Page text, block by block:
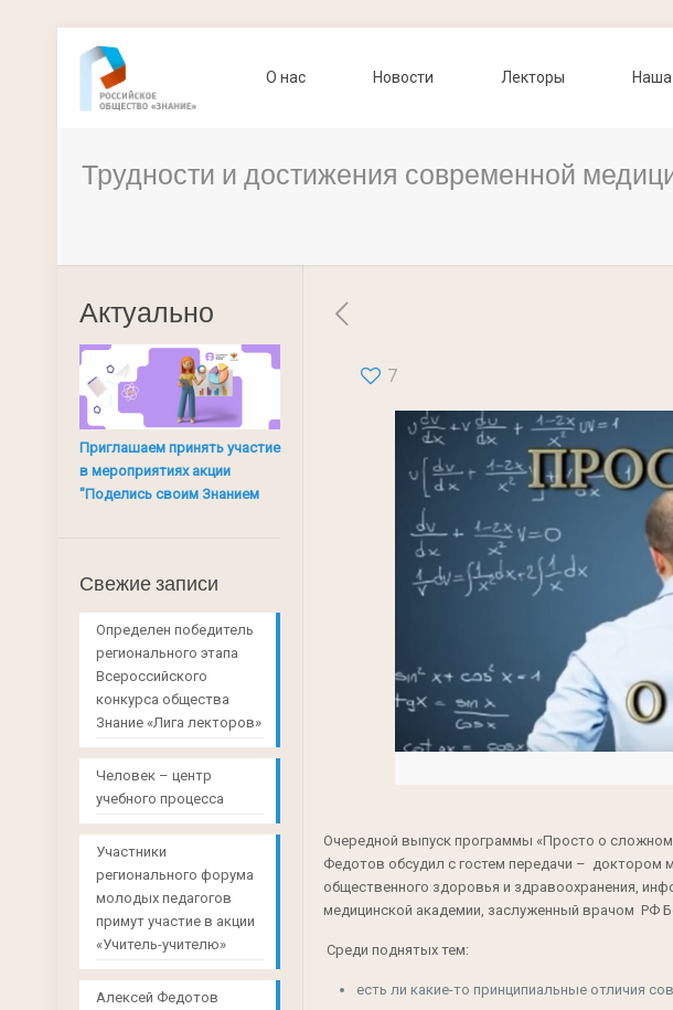
О нас Новости Лекторы Наша
Трудности и достижения современной
7
Очередной выпуск программы «Просто о
Федотов обсудил с гостем передачи –
общественного здоровья и здравоохранения,
медицинской академии, заслуженный врачом
Среди поднятых тем:
есть ли какие-то принципиальные отличия
Актуально
Приглашаем принять участие
в мероприятиях акции
"Поделись своим Знанием
Свежие записи
Определен победитель
регионального этапа
Всероссийского
конкурса общества
Знание «Лига лекторов»
Человек – центр
учебного процесса
Участники
регионального форума
молодых педагогов
примут участие в акции
«Учитель-учителю»
Алексей Федотов